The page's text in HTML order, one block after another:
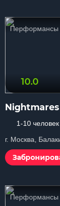
Перформансы
10.0
Nightmares
1-10 человек
г. Москва,
Перформансы